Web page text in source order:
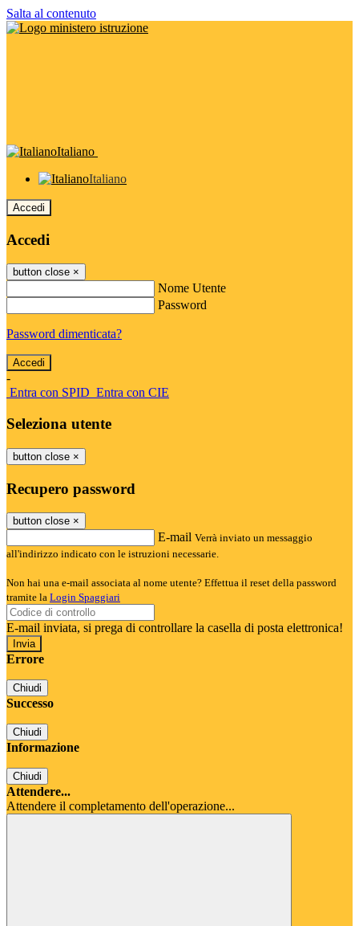
Salta al contenuto
Italiano
Italiano
Accedi
Accedi
button close ×
Nome Utente
Password
Password dimenticata?
-
Entra con SPID Entra con CIE
Seleziona utente
button close ×
Recupero password
button close ×
E-mail Verrà inviato un messaggio
all'indirizzo indicato con le istruzioni necessarie.
Non hai una e-mail associata al nome utente? Effettua il reset della password
tramite la Login Spaggiari
E-mail inviata, si prega di controllare la casella di posta elettronica!
Errore
Chiudi
Successo
Chiudi
Informazione
Chiudi
Attendere...
Attendere il completamento dell'operazione...